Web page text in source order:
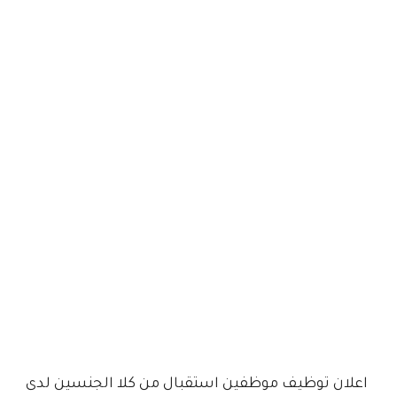
اعلان توظيف موظفين استقبال من كلا الجنسين لدى